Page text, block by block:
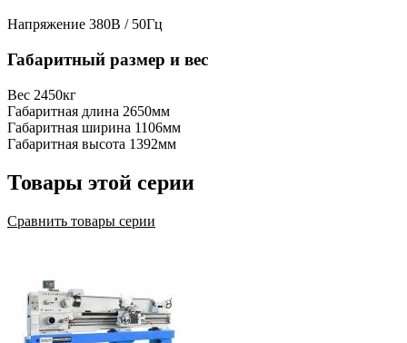
Напряжение 380В / 50Гц
Габаритный размер и вес
Вес 2450кг
Габаритная длина 2650мм
Габаритная ширина 1106мм
Габаритная высота 1392мм
Товары этой серии
Сравнить товары серии